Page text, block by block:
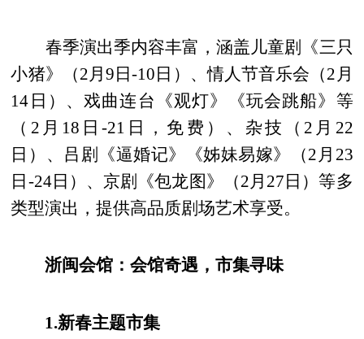
春季演出季内容丰富，涵盖儿童剧《三只
小猪》（2月9日-10日）、情人节音乐会（2月
14日）、戏曲连台《观灯》《玩会跳船》等
（2月18日-21日，免费）、杂技（2月22
日）、吕剧《逼婚记》《姊妹易嫁》（2月23
日-24日）、京剧《包龙图》（2月27日）等多
类型演出，提供高品质剧场艺术享受。
浙闽会馆：会馆奇遇，市集寻味
1.新春主题市集